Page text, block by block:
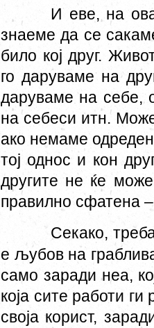
И еве, на
знаеме да се
било кој друг.
го даруваме на
даруваме на себе,
насебеси итн.
ако немаме
тој однос и кон
другите не ќе
правилно сфатена
Секако,
е љубов на
само заради неа,
која сите работи ги
своја корист,